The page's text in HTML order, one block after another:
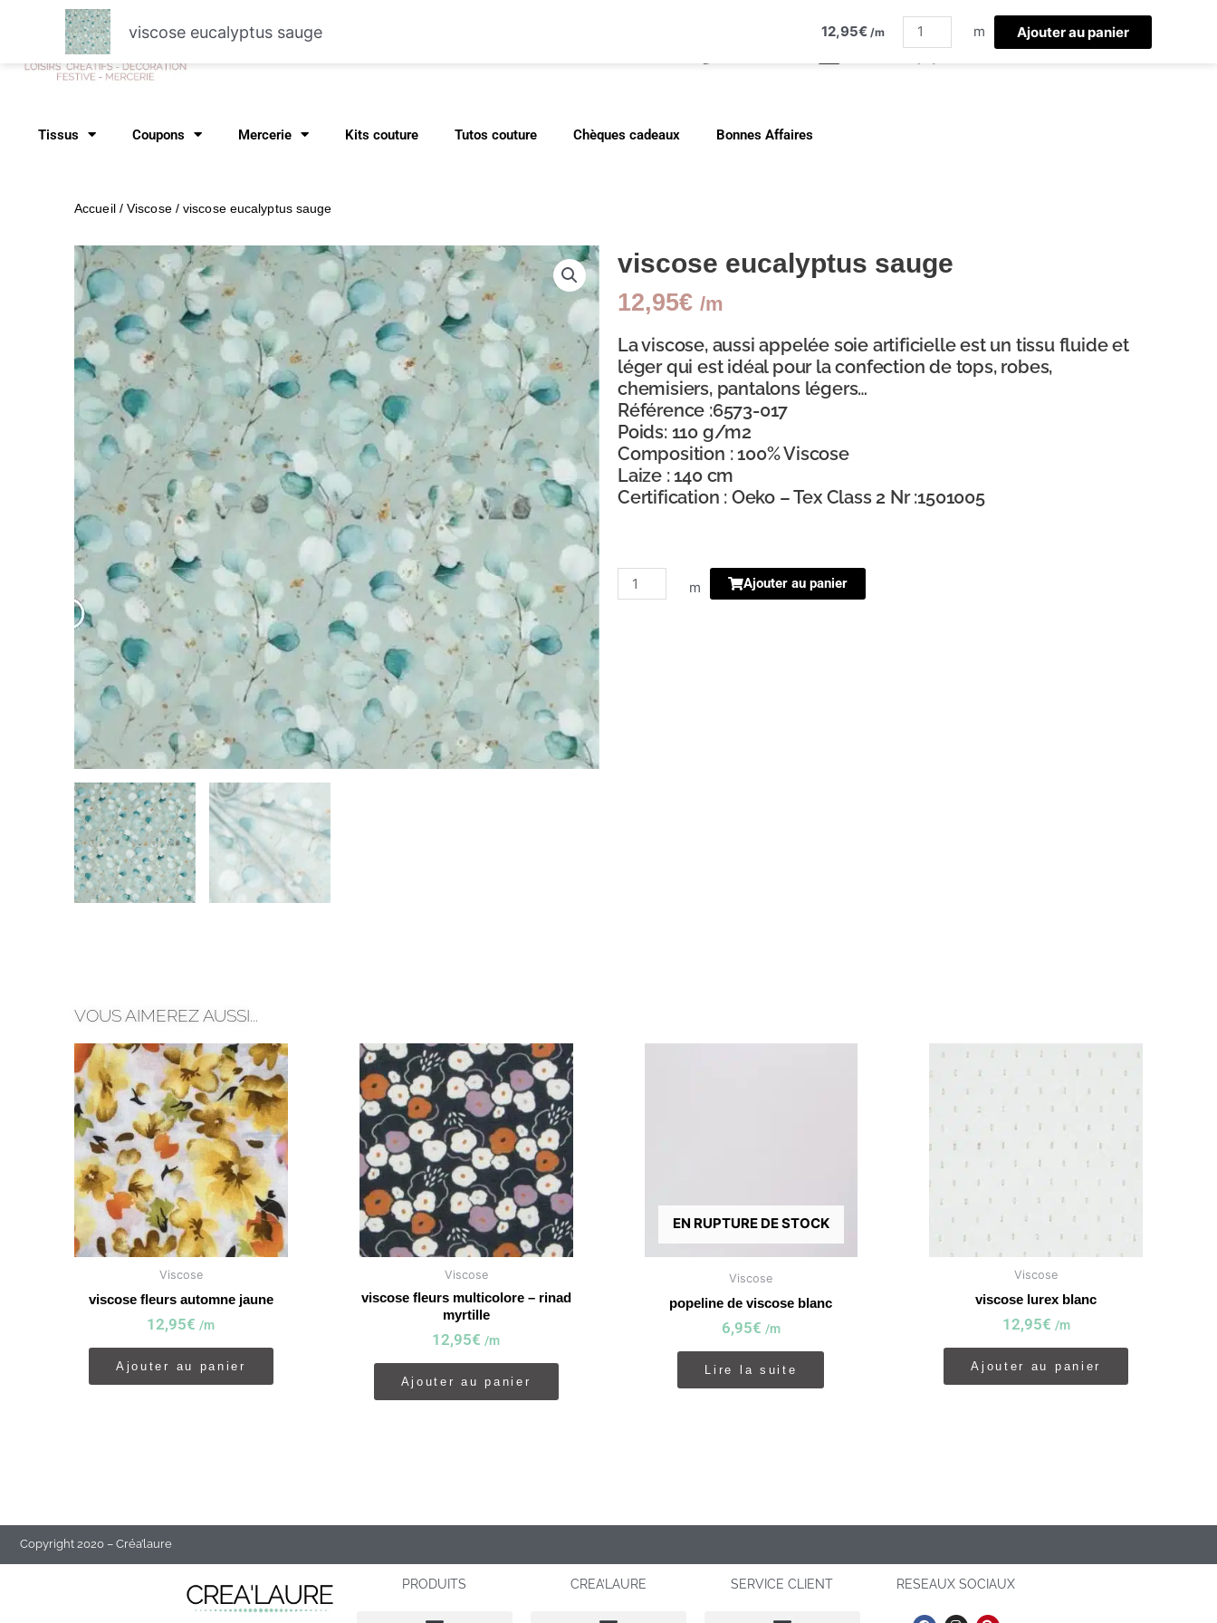
Tissus Coupons Mercerie Kits couture Tutos couture Chèques cadeaux Bonnes Affaires
Accueil/Viscose/ viscose eucalyptus sauge
viscose eucalyptus sauge
12,95€ /m
La viscose, aussi appelée soie artificielle est un tissu fluide et
léger qui est idéal pour la confection de tops, robes,
chemisiers, pantalons légers…
Référence :6573-017
Poids: 110 g/m2
Composition : 100% Viscose
Laize : 140 cm
Certification : Oeko – Tex Class 2 Nr :1501005
quantité
de
m Ajouter au panier
VOUS AIMEREZ AUSSI...
Viscose
viscose fleurs automne jaune
12,95€ /m
Ajouter au panier
Viscose
viscose fleurs multicolore – rinad
myrtille
12,95€ /m
Ajouter au panier
EN RUPTURE DE STOCK
Viscose
popeline de viscose blanc
6,95€ /m
Lire la suite
Viscose
viscose lurex blanc
12,95€ /m
Ajouter au panier
Copyright 2020 – Créa’laure
PRODUITS CREA’LAURE SERVICE CLIENT RESEAUX SOCIAUX
viscose eucalyptus sauge 12,95€ /m
viscose
m Ajouter au panier